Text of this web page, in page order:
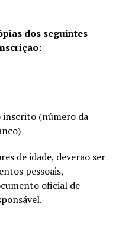
dos seguintes
inscrito (número da
de idade, deverão ser
pessoais,
oficial de